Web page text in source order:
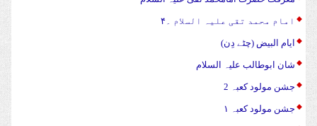
امام محمد تقی علیہ السلام ۔۴
ایام البیض (چٹے دِن)
شان ابوطالب علیہ السلام
جشن مولود کعبہ 2
جشن مولود کعبہ ۱